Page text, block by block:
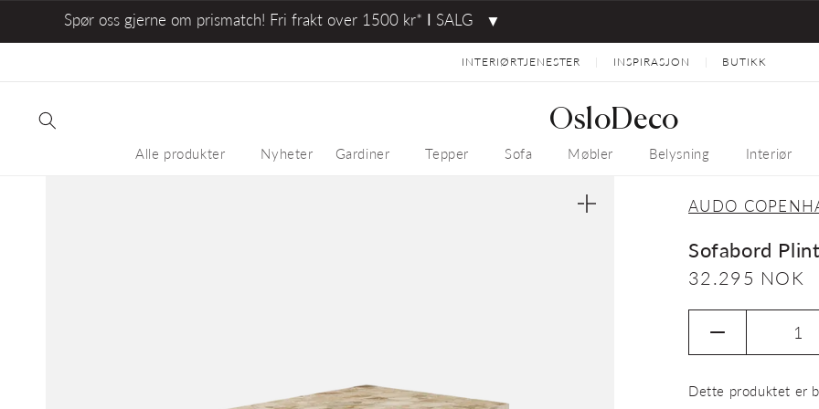
Spør oss gjerne om prismatch! Fri frakt over 1500 kr* ⅼ SALG ▼
INTERIØRTJENESTER INSPIRASJON BUTIKK
OsloDeco
Alle produkter Nyheter Gardiner Tepper Sofa Møbler Belysning Interiør
Åpne
AUDO
Sofabord
Vanlig
pris
32.295 NOK
antallet
Sofabord
Dette produktet er